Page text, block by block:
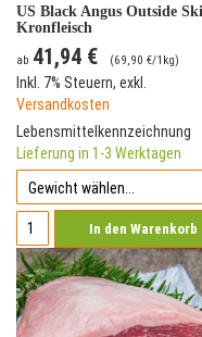
US Black Angus Outside
Kronfleisch
ab 41,94 € (69,90 €/1kg)
Inkl. 7% Steuern, exkl.
Versandkosten
Lebensmittelkennzeichnung
Lieferung in 1-3 Werktagen
In den Warenkorb